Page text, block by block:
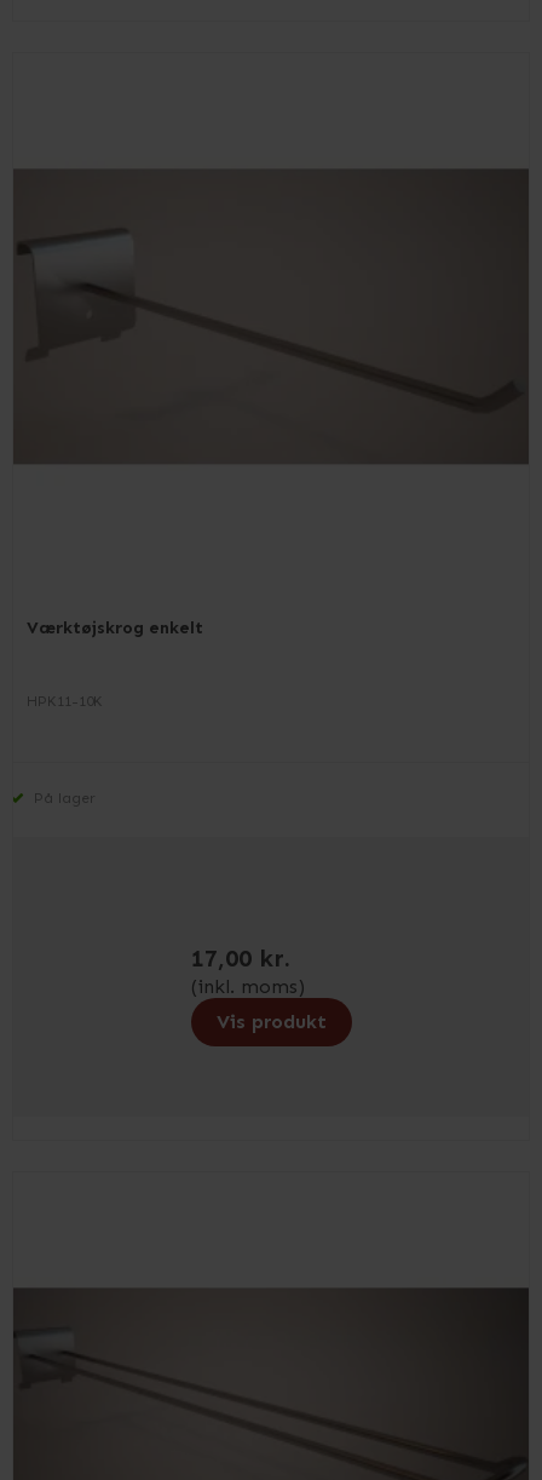
Værktøjskrog enkelt
HPK11-10K
På lager
17,00 kr.
(inkl. moms)
Vis produkt